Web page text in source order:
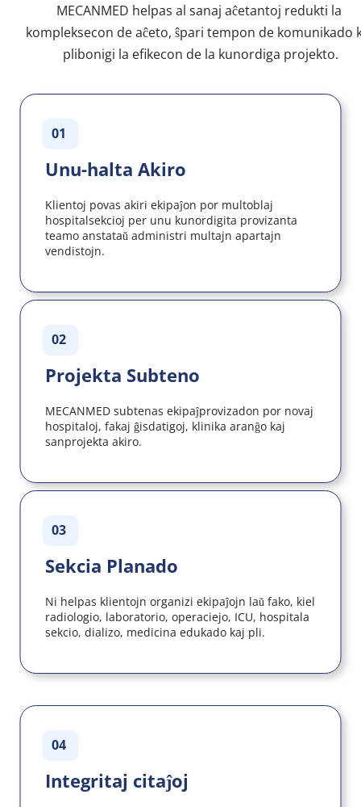
MECANMED helpas al sanaj aĉetantoj redukti la
kompleksecon de aĉeto, ŝpari tempon de komunikado
plibonigi la efikecon de la kunordiga projekto.
01
Unu-halta Akiro
Klientoj povas akiri ekipaĵon por multoblaj
hospitalsekcioj per unu kunordigita provizanta
teamo anstataŭ administri multajn apartajn
vendistojn.
02
Projekta Subteno
MECANMED subtenas ekipaĵprovizadon por novaj
hospitaloj, fakaj ĝisdatigoj, klinika aranĝo kaj
sanprojekta akiro.
03
Sekcia Planado
Ni helpas klientojn organizi ekipaĵojn laŭ fako, kiel
radiologio, laboratorio, operaciejo, ICU, hospitala
sekcio, dializo, medicina edukado kaj pli.
04
Integritaj citaĵoj